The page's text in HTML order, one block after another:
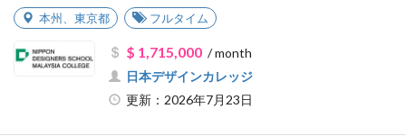
本州 東京都 フルタイム
$ 1,715,000/ month
日本デザインカレッジ
更新：2026年7月23日